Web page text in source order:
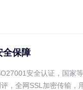
全保障
安全认证，国家
，全网SSL加密传输，